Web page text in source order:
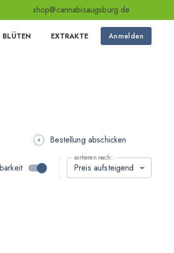
shop@cannabisaugsburg.de
BLÜTEN EXTRAKTE Anmelden
Bestellung abschicken
sortieren nach:
Preis aufsteigend